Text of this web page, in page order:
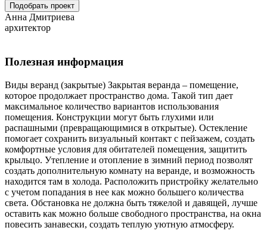
Подобрать проект
Анна Дмитриева
архитектор
Полезная информация
Виды веранд (закрытые) Закрытая веранда – помещение,
которое продолжает пространство дома. Такой тип дает
максимальное количество вариантов использования
помещения. Конструкции могут быть глухими или
распашными (превращающимися в открытые). Остекление
помогает сохранить визуальный контакт с пейзажем, создать
комфортные условия для обитателей помещения, защитить
крыльцо. Утепление и отопление в зимний период позволят
создать дополнительную комнату на веранде, и возможность
находится там в холода. Расположить пристройку желательно
с учетом попадания в нее как можно большего количества
света. Обстановка не должна быть тяжелой и давящей, лучше
оставить как можно больше свободного пространства, на окна
повесить занавески, создать теплую уютную атмосферу.